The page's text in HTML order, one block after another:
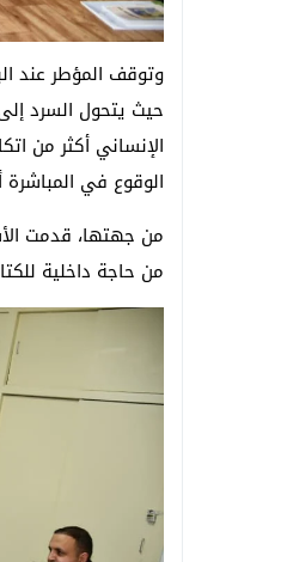
وتوقف المؤطر عند
حيث يتحول السرد
الإنساني أكثر من
الوقوع في المباشرة
من جهتها، قدمت
من حاجة داخلية